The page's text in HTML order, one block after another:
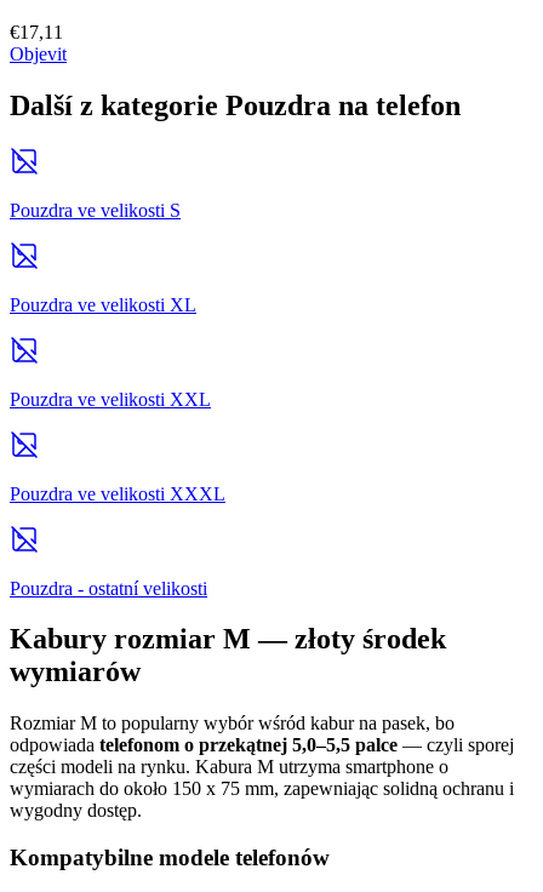
€17,11
Objevit
Další z kategorie Pouzdra na telefon
Pouzdra ve velikosti S
Pouzdra ve velikosti XL
Pouzdra ve velikosti XXL
Pouzdra ve velikosti XXXL
Pouzdra - ostatní velikosti
Kabury rozmiar M — złoty środek
wymiarów
Rozmiar M to popularny wybór wśród kabur na pasek, bo
odpowiada telefonom o przekątnej 5,0–5,5 palce — czyli sporej
części modeli na rynku. Kabura M utrzyma smartphone o
wymiarach do około 150 x 75 mm, zapewniając solidną ochranu i
wygodny dostęp.
Kompatybilne modele telefonów